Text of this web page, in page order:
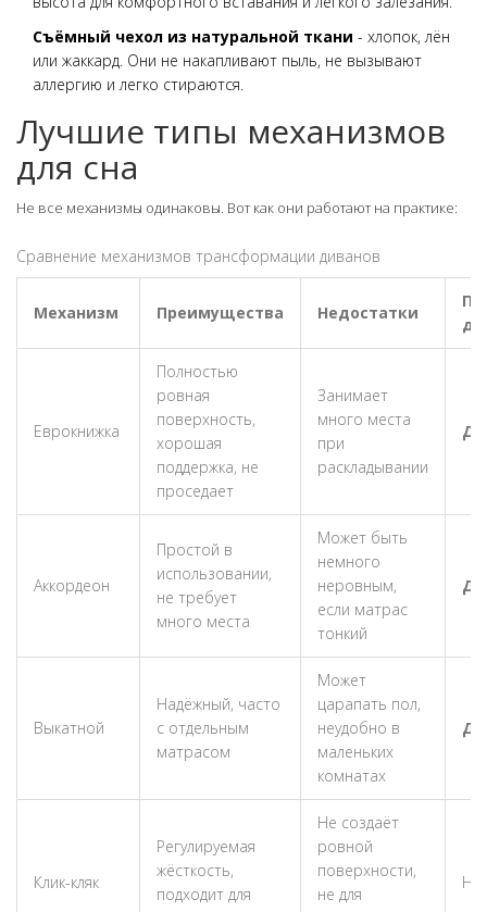
Съёмный чехол из натуральной ткани - хлопок, лён
или жаккард. Они не накапливают пыль, не вызывают
аллергию и легко стираются.
Лучшие типы механизмов
для сна
Не все механизмы одинаковы. Вот как они работают на практике:
Сравнение механизмов трансформации диванов
Механизм Преимущества Недостатки
Еврокнижка
Полностью
ровная
поверхность,
хорошая
поддержка, не
проседает
Занимает
много места
при
раскладывании
Да
Аккордеон
Простой в
использовании,
не требует
много места
Может быть
немного
неровным,
если матрас
тонкий
Да
Выкатной
Надёжный, часто
с отдельным
матрасом
Может
царапать пол,
неудобно в
маленьких
комнатах
Да
Клик-кляк
Регулируемая
жёсткость,
подходит для
Не создаёт
ровной
поверхности,
не для